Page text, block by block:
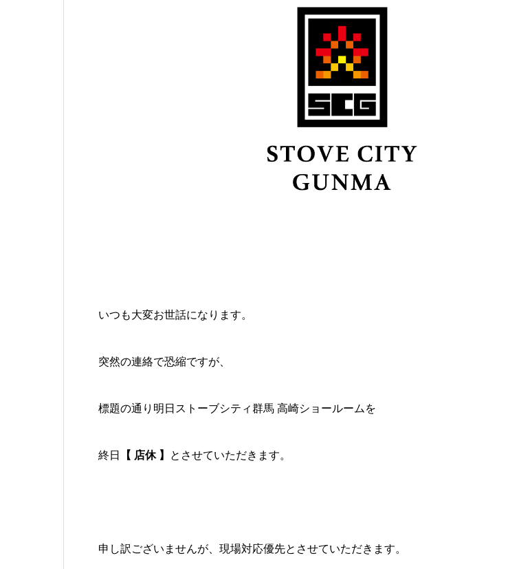
いつも大変お世話になります。
突然の連絡で恐縮ですが、
標題の通り明日ストーブシティ群馬 高崎ショールームを
終日 【 店休 】 とさせていただきます。
申し訳ございませんが、現場対応優先とさせていただきます。